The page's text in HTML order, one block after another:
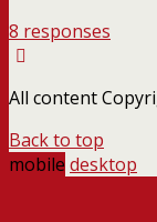
8 responses
All content
Back to top
mobile desktop